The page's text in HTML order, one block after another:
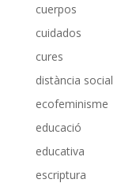
cuerpos
cuidados
cures
distància social
ecofeminisme
educació
educativa
escriptura